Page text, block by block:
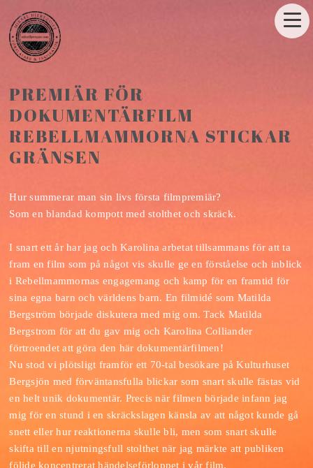
PREMIÄR FÖR
DOKUMENTÄRFILM
REBELLMAMMORNA STICKAR
GRÄNSEN
Hur summerar man sin livs första filmpremiär?
Som en blandad kompott med stolthet och skräck.
I snart ett år har jag och Karolina arbetat tillsammans för att ta
fram en film som på något vis skulle ge en förståelse och inblick
i Rebellmammornas engagemang och kamp för en framtid för
sina egna barn och världens barn. En filmidé som Matilda
Bergström började diskutera med mig om. Tack Matilda
Bergstrom för att du gav mig och Karolina Colliander
förtroendet att göra den här dokumentärfilmen!
Nu stod vi plötsligt framför ett 70-tal besökare på Kulturhuset
Bergsjön med förväntansfulla blickar som snart skulle fästas vid
en helt unik dokumentär. Precis när filmen började infann jag
mig för en stund i en skräckslagen känsla av att något kunde gå
snett eller hur reaktionerna skulle bli, men som snart skulle
skifta till en njutningsfull stolthet när jag märkte att publiken
följde koncentrerat händelseförloppet i vår film.